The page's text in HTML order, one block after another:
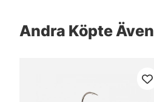
Andra Köpte Även